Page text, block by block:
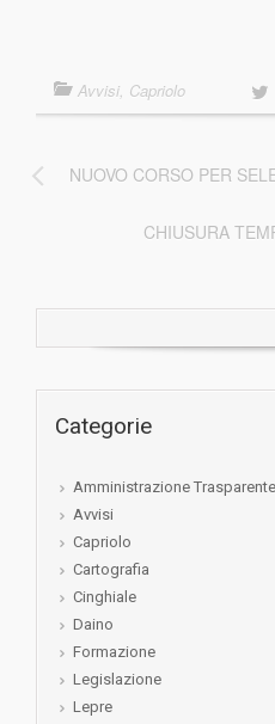
Avvisi, Capriolo
NUOVO CORSO PER
CHIUSURA
Categorie
Amministrazione Trasparente
Avvisi
Capriolo
Cartografia
Cinghiale
Daino
Formazione
Legislazione
Lepre